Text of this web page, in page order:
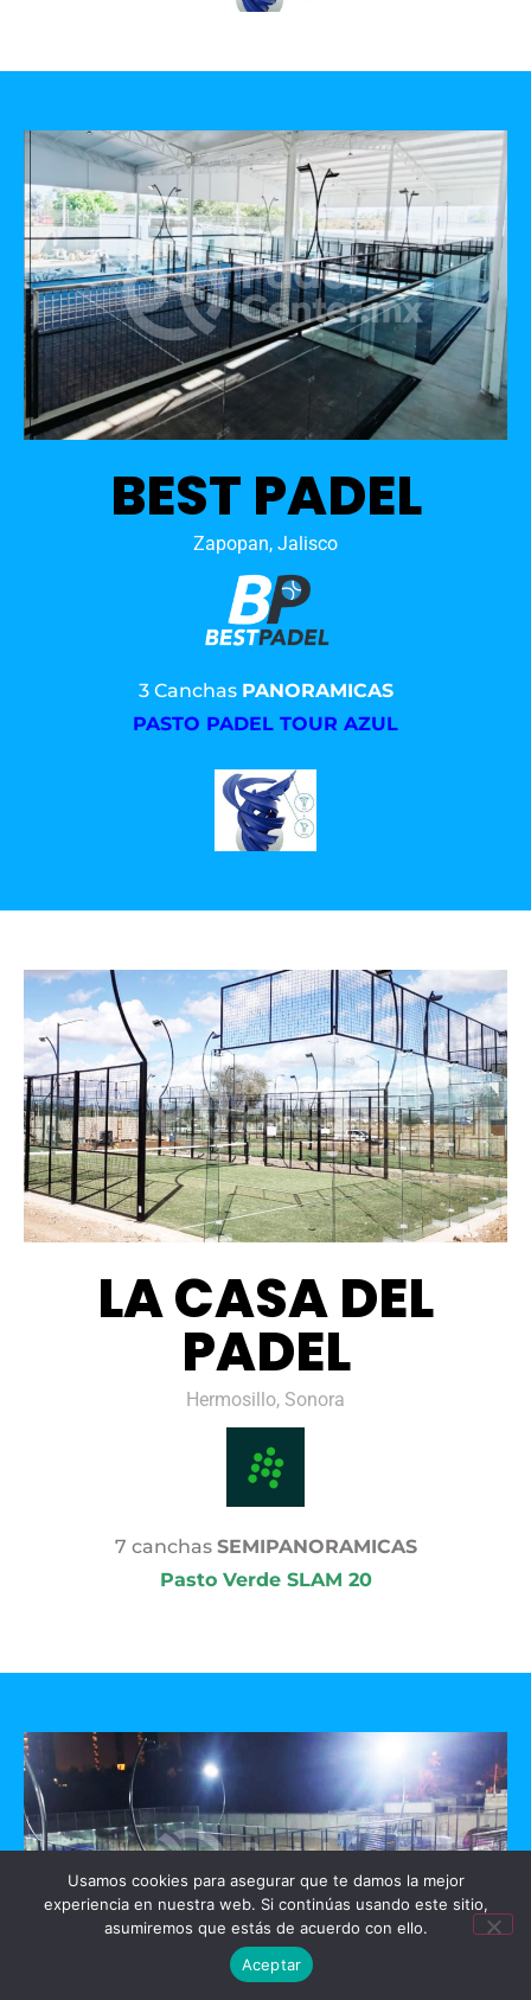
BEST PADEL
Zapopan, Jalisco
3 Canchas PANORAMICAS
PASTO PADEL TOUR AZUL
LA CASA DEL
PADEL
Hermosillo, Sonora
7 canchas SEMIPANORAMICAS
Pasto Verde SLAM 20
Usamos cookies para asegurar que te damos la mejor
experiencia en nuestra web. Si continúas usando este sitio,
asumiremos que estás de acuerdo con ello.
Aceptar